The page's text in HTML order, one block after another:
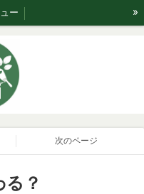
ー
ト紹介
»
次のページ
？